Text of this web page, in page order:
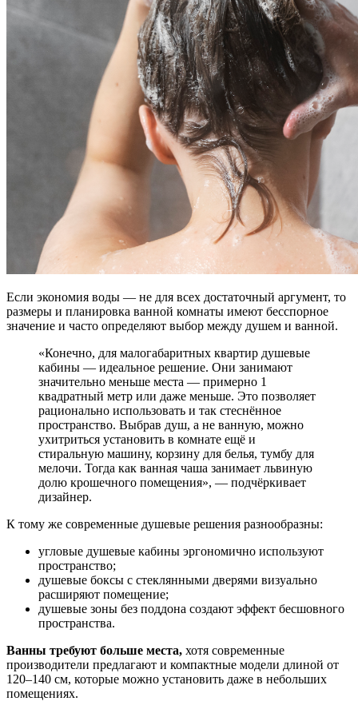
Если экономия воды — не для всех достаточный аргумент, то
размеры и планировка ванной комнаты имеют бесспорное
значение и часто определяют выбор между душем и ванной.
«Конечно, для малогабаритных квартир душевые
кабины — идеальное решение. Они занимают
значительно меньше места — примерно 1
квадратный метр или даже меньше. Это позволяет
рационально использовать и так стеснённое
пространство. Выбрав душ, а не ванную, можно
ухитриться установить в комнате ещё и
стиральную машину, корзину для белья, тумбу для
мелочи. Тогда как ванная чаша занимает львиную
долю крошечного помещения», — подчёркивает
дизайнер.
К тому же современные душевые решения разнообразны:
угловые душевые кабины эргономично используют
пространство;
душевые боксы с стеклянными дверями визуально
расширяют помещение;
душевые зоны без поддона создают эффект бесшовного
пространства.
Ванны требуют больше места, хотя современные
производители предлагают и компактные модели длиной от
120–140 см, которые можно установить даже в небольших
помещениях.